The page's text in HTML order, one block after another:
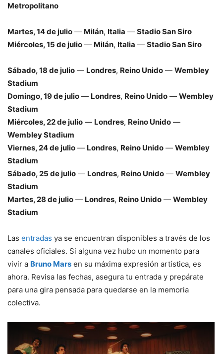
Metropolitano
Martes, 14 de julio — Milán, Italia — Stadio San Siro
Miércoles, 15 de julio — Milán, Italia — Stadio San Siro
Sábado, 18 de julio — Londres, Reino Unido — Wembley
Stadium
Domingo, 19 de julio — Londres, Reino Unido — Wembley
Stadium
Miércoles, 22 de julio — Londres, Reino Unido —
Wembley Stadium
Viernes, 24 de julio — Londres, Reino Unido — Wembley
Stadium
Sábado, 25 de julio — Londres, Reino Unido — Wembley
Stadium
Martes, 28 de julio — Londres, Reino Unido — Wembley
Stadium
Las entradas ya se encuentran disponibles a través de los
canales oficiales. Si alguna vez hubo un momento para
vivir a Bruno Mars en su máxima expresión artística, es
ahora. Revisa las fechas, asegura tu entrada y prepárate
para una gira pensada para quedarse en la memoria
colectiva.